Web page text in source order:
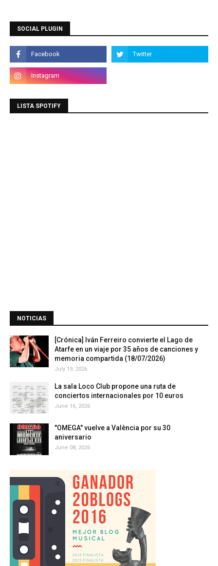
SOCIAL PLUGIN
LISTA SPOTIFY
NOTICIAS
[Crónica] Iván Ferreiro convierte el Lago de
Atarfe en un viaje por 35 años de canciones y
memoria compartida (18/07/2026)
July 19, 2026
La sala Loco Club propone una ruta de
conciertos internacionales por 10 euros
June 16, 2026
"OMEGA" vuelve a València por su 30
aniversario
June 08, 2026